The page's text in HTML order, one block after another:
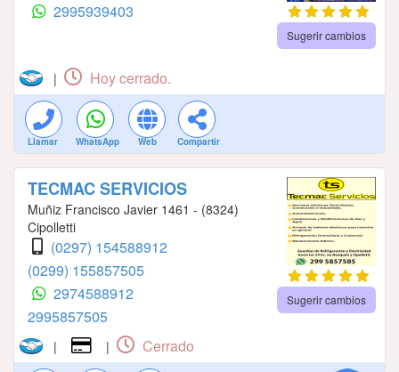
2995939403
Sugerir cambios
| Hoy cerrado.
Llamar WhatsApp Web Compartir
TECMAC SERVICIOS
Muñiz Francisco Javier 1461 - (8324)
Cipolletti
(0297) 154588912
(0299) 155857505
2974588912
2995857505
Sugerir cambios
| | Cerrado